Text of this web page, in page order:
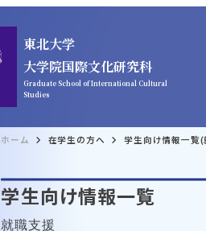
東北大学
大学院国際文化研究科
Graduate School of International Cultural
Studies
ホーム 在学生の方へ 学生向け情報一覧
学生向け情報一覧
就職支援